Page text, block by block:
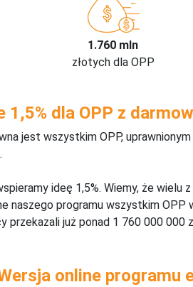
1.760 mln
złotych dla OPP
1,5% dla OPP z
jest wszystkim OPP,
ideę 1,5%. Wiemy, że
naszego programu wszystkim
już ponad 1 760 000 000
online programu